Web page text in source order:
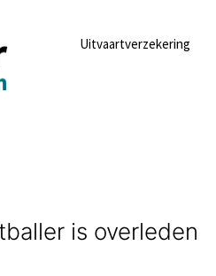
Uitvaartverzekering
is overleden